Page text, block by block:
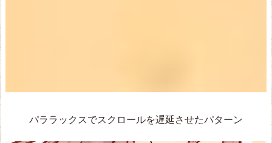
パララックスでスクロールを遅延させたパターン